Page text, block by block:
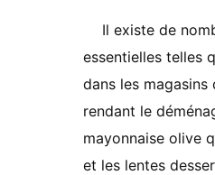
Il existe de
essentielles telles
dans les
rendant le
mayonnaise olive
et les lentes